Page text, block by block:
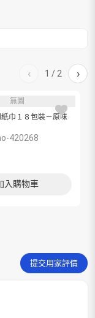
‹ 1 / 2 ›
無圖
紙巾１８包裝－原味
420268
入購物車
提交用家評價